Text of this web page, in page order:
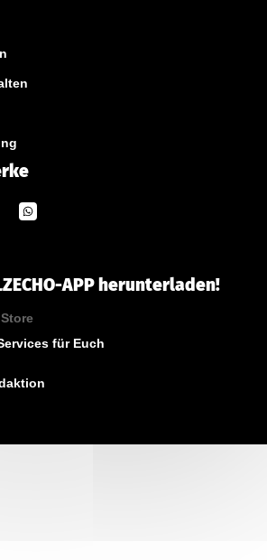
APP herunterladen!
für Euch